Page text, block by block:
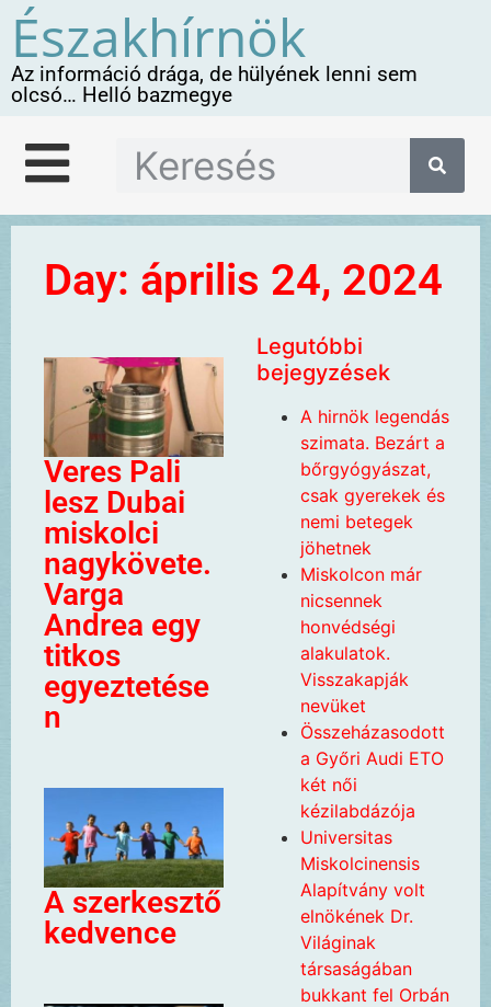
Északhírnök
Az információ drága, de hülyének lenni sem
olcsó… Helló bazmegye
Day: április 24, 2024
Veres Pali
lesz Dubai
miskolci
nagykövete.
Varga
Andrea egy
titkos
egyeztetése
n
A szerkesztő
kedvence
Legutóbbi
bejegyzések
A hirnök legendás
szimata. Bezárt a
bőrgyógyászat,
csak gyerekek és
nemi betegek
jöhetnek
Miskolcon már
nicsennek
honvédségi
alakulatok.
Visszakapják
nevüket
Összeházasodott
a Győri Audi ETO
két női
kézilabdázója
Universitas
Miskolcinensis
Alapítvány volt
elnökének Dr.
Világinak
társaságában
bukkant fel Orbán